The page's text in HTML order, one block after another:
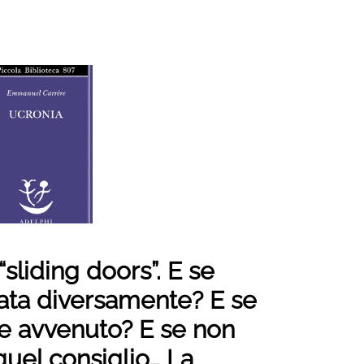
doors”. E se
diversamente? E se
avvenuto? E se non